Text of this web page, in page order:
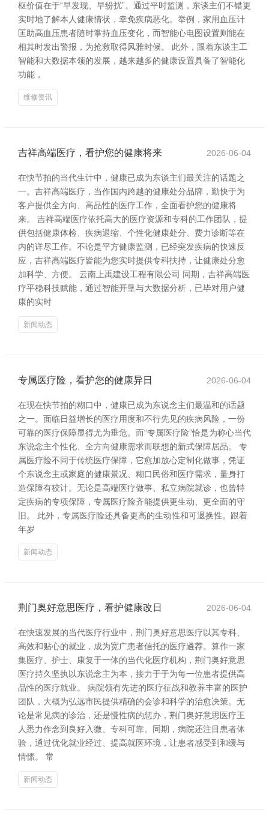
枢价值在于“早发现、早纷扰”。通过平时监测，东谈主们不错更
实时地了解本人健康情状，幸免疾病恶化。举例，家用血压计
匡助高血压患者随时掌持血压变化，而智能心电图设置则能在
相其时发出警报，为抢救取得风雅时候。 此外，跟着东谈主工
智能和大数据本领的发展，越来越多的健康设置具备了智能化
功能，
维修资讯
吉祥高端医疗，看护您的健康将来 2026-06-04
在快节拍的当代生计中，健康已成为东谈主们最关注的话题之
一。吉祥高端医疗，当作国内跨越的健康处分品牌，勤快于为
客户提供全方向、高品性的医疗工作，全面看护您的健康将
来。 吉祥高端医疗依托高大的医疗资源和专科的工作团队，提
供包括健康体检、疾病退缩、个性化健康处分、费力诊断等在
内的详尽工作。不论是平方健康监测，已经突发疾病的快速反
应，吉祥高端医疗皆能为您实时提供专科扶持，让健康处分愈
加科学、方便。 云南上禹建设工程有限公司 同期，吉祥高端医
疗平稳科技赋能，通过智能开垦与大数据分析，已毕对用户健
康的实时
新闻动态
专属医疗险，看护您的健康异日 2026-06-04
在现在快节拍的糊口中，健康已成为东说念主们最温和的话题
之一。面临日益增长的医疗用度和不行先见的疾病风险，一份
可靠的医疗保障显得尤为垂危。而“专属医疗险”恰是为称心当代
东说念主个性化、全方向健康需求而联想的新式保障居品。 专
属医疗险不同于传统医疗保障，它愈加放心定制化做事，凭证
个东说念主或家庭的健康景况、糊口民俗和医疗需求，量身打
造保障有狡计。无论是高端医疗做事、私立病院就诊，也曾特
定疾病的专项保障，专属医疗险齐能提供更生动、更全面的守
旧。 此外，专属医疗险还具备更高的生动性和可退换性。跟着
年岁
新闻动态
荆门奥好意思医疗，看护健康改日 2026-06-04
在快速发展的当代医疗行业中，荆门奥好意思医疗以其专科、
高效和贴心的就业，成为宽广患者信托的医疗遴荐。算作一家
集医疗、护士、康复于一体的当代化医疗机构，荆门奥好意思
医疗持久坚执以东说念主为本，接力于于为每一位患者提供高
品性的医疗就业。 病院领有先进的医疗征战和教养丰富的医护
团队，大概为弘远市民提供精确的会诊和科学的治愈决策。无
论是常见病的诊治，还是慢性病的惩办，荆门奥好意思医疗王
人悉力作念到良好入微、专科可靠。同期，病院还注目患者体
验，通过优化就业经过、提高就医环境，让患者感受到和缓与
情愫。 常
新闻动态